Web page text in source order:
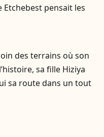
Etchebest pensait les
des terrains où son
sa fille Hiziya
sa route dans un tout